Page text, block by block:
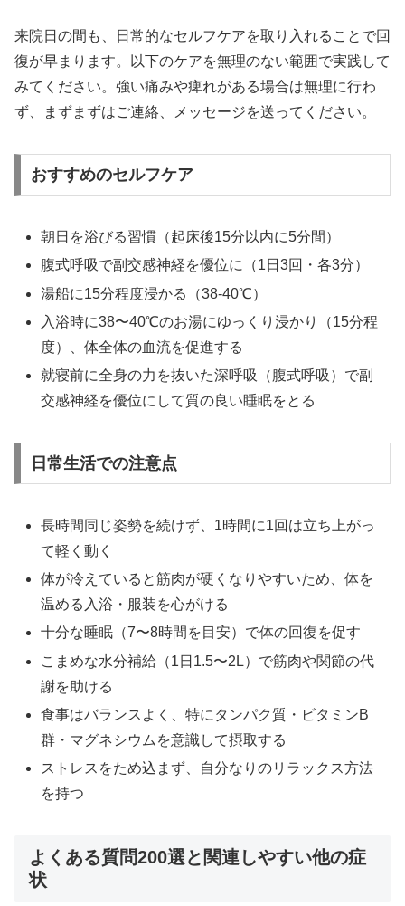
来院日の間も、日常的なセルフケアを取り入れることで回
復が早まります。以下のケアを無理のない範囲で実践して
みてください。強い痛みや痺れがある場合は無理に行わ
ず、まずまずはご連絡、メッセージを送ってください。
おすすめのセルフケア
朝日を浴びる習慣（起床後15分以内に5分間）
腹式呼吸で副交感神経を優位に（1日3回・各3分）
湯船に15分程度浸かる（38-40℃）
入浴時に38〜40℃のお湯にゆっくり浸かり（15分程
度）、体全体の血流を促進する
就寝前に全身の力を抜いた深呼吸（腹式呼吸）で副
交感神経を優位にして質の良い睡眠をとる
日常生活での注意点
長時間同じ姿勢を続けず、1時間に1回は立ち上がっ
て軽く動く
体が冷えていると筋肉が硬くなりやすいため、体を
温める入浴・服装を心がける
十分な睡眠（7〜8時間を目安）で体の回復を促す
こまめな水分補給（1日1.5〜2L）で筋肉や関節の代
謝を助ける
食事はバランスよく、特にタンパク質・ビタミンB
群・マグネシウムを意識して摂取する
ストレスをため込まず、自分なりのリラックス方法
を持つ
よくある質問200選と関連しやすい他の症
状